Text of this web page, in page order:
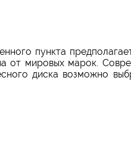
пункта
от мировых марок.
диска возможно